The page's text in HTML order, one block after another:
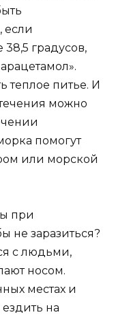
если
градусов,
теплое питье. И
можно
помогут
или морской
при
не заразиться?
с людьми,
носом.
местах и
на